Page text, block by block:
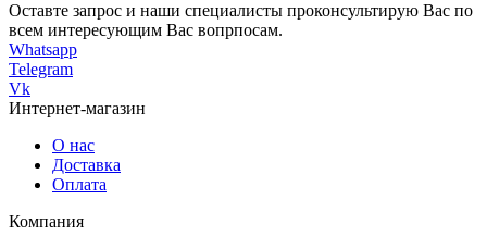
Оставте запрос и наши специалисты проконсультирую Вас по
всем интересующим Вас вопрпосам.
Whatsapp
Telegram
Vk
Интернет-магазин
О нас
Доставка
Оплата
Компания